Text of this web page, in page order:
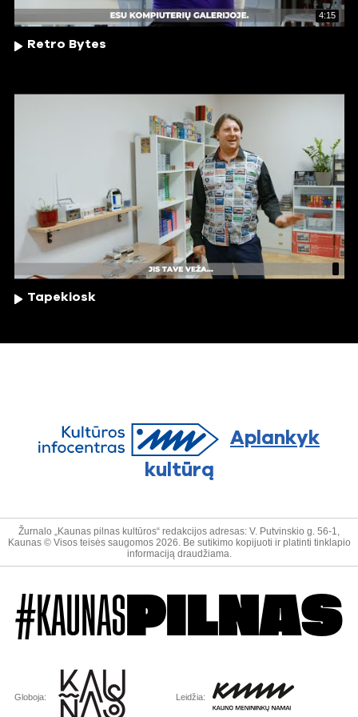
4:15
Retro Bytes
Tapekiosk
Aplankyk
kultūrą
Žurnalo „Kaunas pilnas kultūros“ redakcijos adresas: V. Putvinskio g. 56-1,
Kaunas © Visos teisės saugomos 2026. Be sutikimo kopijuoti ir platinti tinklapio
informaciją draudžiama.
#KAUNAS PILNAS
Globoja: Leidžia: